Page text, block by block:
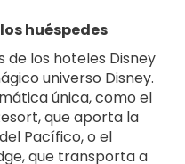
huéspedes
de los hoteles Disney
universo Disney.
única, como el
que aporta la
Pacífico, o el
que transporta a